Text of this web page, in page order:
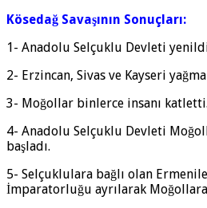
Kösedağ Savaşının Sonuçları:
1- Anadolu Selçuklu Devleti
2- Erzincan, Sivas ve Kayseri
3- Moğollar binlerce insanı katletti.
4- Anadolu Selçuklu Devleti
başladı.
5- Selçuklulara bağlı olan
İmparatorluğu ayrılarak